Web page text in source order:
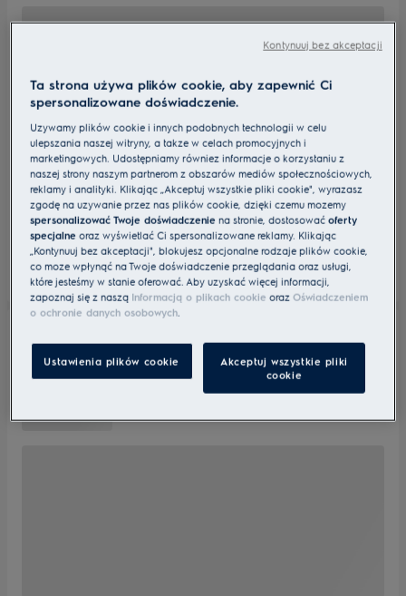
Ta strona używa plików cookie, aby zapewnić Ci
spersonalizowane doświadczenie.
Używamy plików cookie i innych podobnych technologii w celu
ulepszania naszej witryny, a także w celach promocyjnych i
marketingowych. Udostępniamy również informacje o korzystaniu z
naszej strony naszym partnerom z obszarów mediów społecznościowych,
reklamy i analityki. Klikając „Akceptuj wszystkie pliki cookie", wyrażasz
zgodę na używanie przez nas plików cookie, dzięki czemu możemy
spersonalizować Twoje doświadczenie na stronie, dostosowaćoferty
specjalne oraz wyświetlać Ci spersonalizowane reklamy. Klikając
„Kontynuuj bez akceptacji", blokujesz opcjonalne rodzaje plików cookie,
co może wpłynąć na Twoje doświadczenie przeglądania oraz usługi,
które jesteśmy w stanie oferować. Aby uzyskać więcej informacji,
zapoznaj się z naszą Informacją o plikach cookie orazOświadczeniem
o ochronie danych osobowych.
Ustawienia plików cookie
Akceptuj wszystkie pliki
cookie
Kontynuuj bez akceptacji